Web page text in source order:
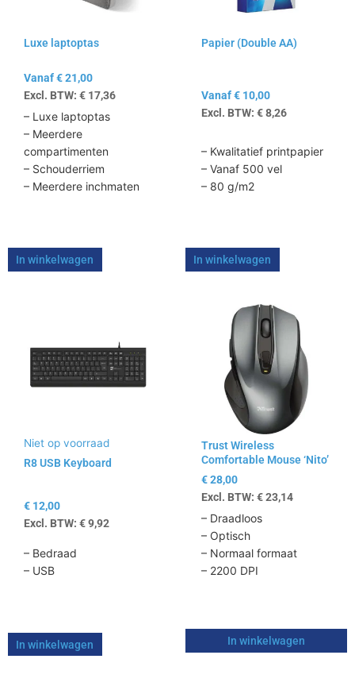
Luxe laptoptas
Vanaf€21,00
Excl. BTW: € 17,36
– Luxe laptoptas
– Meerdere
compartimenten
– Schouderriem
– Meerdere inchmaten
In winkelwagen
gekozen
productpagina
Papier (Double AA)
Vanaf€ 10,00
Excl. BTW: €8,26
– Kwalitatief printpapier
– Vanaf 500 vel
– 80 g/m2
In winkelwagen
gekozen
productpagina
Niet op voorraad
R8 USB Keyboard
€ 12,00
Excl. BTW: €9,92
– Bedraad
– USB
In winkelwagen
Trust Wireless
Comfortable Mouse ‘Nito’
€28,00
Excl. BTW: €23,14
– Draadloos
– Optisch
– Normaal formaat
– 2200 DPI
In winkelwagen